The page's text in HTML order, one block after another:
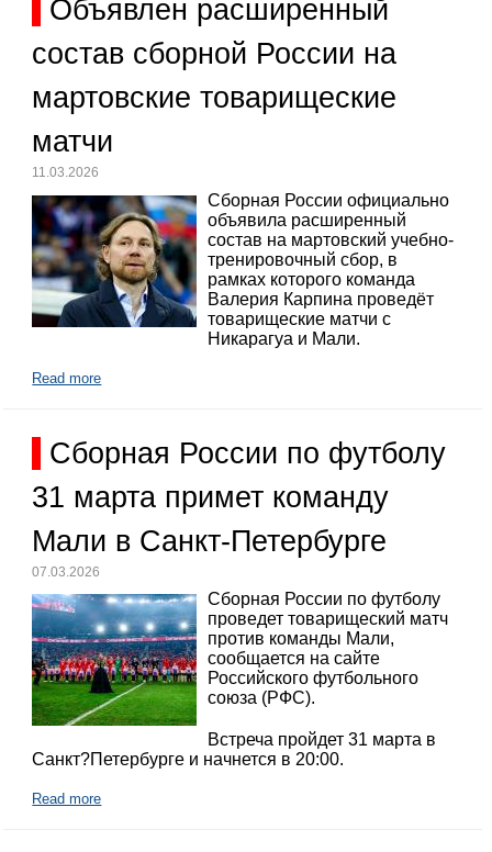
Объявлен расширенный
состав сборной России на
мартовские товарищеские
матчи
11.03.2026
Сборная России официально
объявила расширенный
состав на мартовский учебно-
тренировочный сбор, в
рамках которого команда
Валерия Карпина проведёт
товарищеские матчи с
Никарагуа и Мали.
Read more
Сборная России по футболу
31 марта примет команду
Мали в Санкт-Петербурге
07.03.2026
Сборная России по футболу
проведет товарищеский матч
против команды Мали,
сообщается на сайте
Российского футбольного
союза (РФС).
Встреча пройдет 31 марта в
Санкт?Петербурге и начнется в 20:00.
Read more